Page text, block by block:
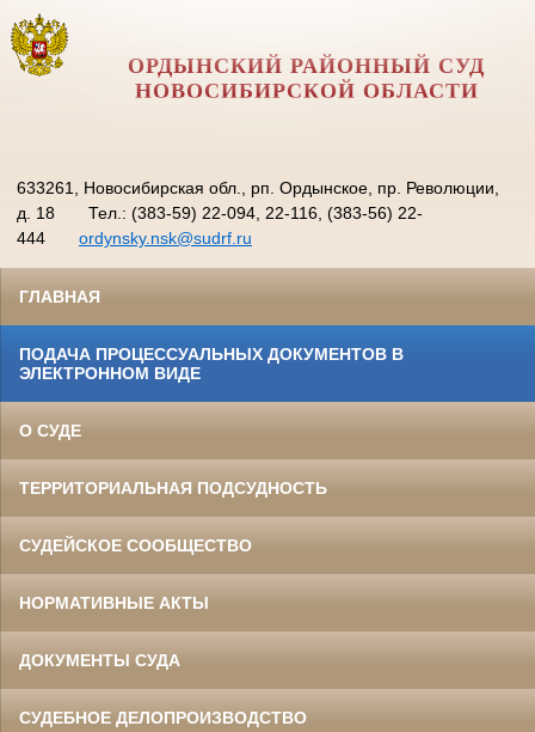
ОРДЫНСКИЙ РАЙОННЫЙ СУД
НОВОСИБИРСКОЙ ОБЛАСТИ
633261, Новосибирская обл., рп. Ордынское, пр. Революции,
д. 18
Тел.: (383-59) 22-094, 22-116, (383-56) 22-
444
ordynsky.nsk@sudrf.ru
ГЛАВНАЯ
ПОДАЧА ПРОЦЕССУАЛЬНЫХ ДОКУМЕНТОВ В
ЭЛЕКТРОННОМ ВИДЕ
О СУДЕ
ТЕРРИТОРИАЛЬНАЯ ПОДСУДНОСТЬ
СУДЕЙСКОЕ СООБЩЕСТВО
НОРМАТИВНЫЕ АКТЫ
ДОКУМЕНТЫ СУДА
СУДЕБНОЕ ДЕЛОПРОИЗВОДСТВО